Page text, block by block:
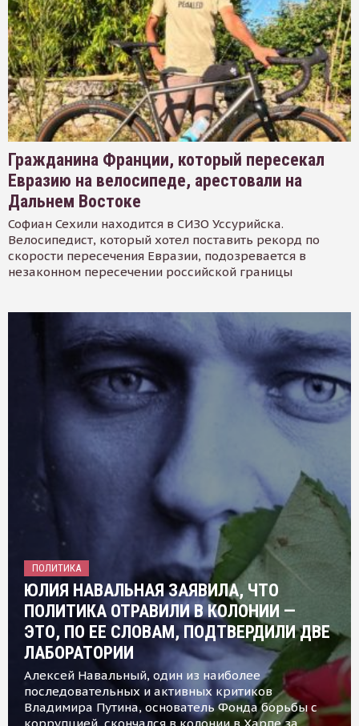
Гражданина Франции, который пересекал
Евразию на велосипеде, арестовали на
Дальнем Востоке
Софиан Сехили находится в СИЗО Уссурийска.
Велосипедист, который хотел поставить рекорд по
скорости пересечения Евразии, подозревается в
незаконном пересечении российской границы
ПОЛИТИКА
ЮЛИЯ НАВАЛЬНАЯ ЗАЯВИЛА, ЧТО
ПОЛИТИКА ОТРАВИЛИ В КОЛОНИИ —
ЭТО, ПО ЕЕ СЛОВАМ, ПОДТВЕРДИЛИ ДВЕ
ЛАБОРАТОРИИ
Алексей Навальный, один из наиболее
последовательных и активных критиков
Владимира Путина, основатель Фонда борьбы с